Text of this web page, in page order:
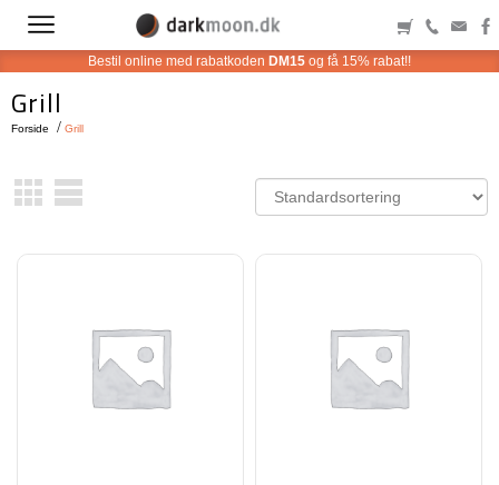
Bestil online med rabatkoden DM15 og få 15% rabat!!
Grill
Forside Grill